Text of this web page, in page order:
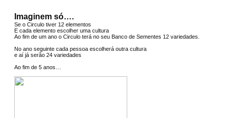
Imaginem só….
Se o Circulo tiver 12 elementos
E cada elemento escolher uma cultura
Ao fim de um ano o Circulo terá no seu Banco de Sementes 12 variedades.
No ano seguinte cada pessoa escolherá outra cultura
e aí já serão 24 variedades
Ao fim de 5 anos…